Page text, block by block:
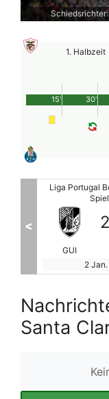
1. Halbzeit
15' 30'
Liga Portugal
TON
3
3 Jan.
<
Santa